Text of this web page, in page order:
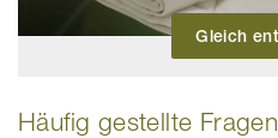
Gleich
Häufig gestellte Fragen